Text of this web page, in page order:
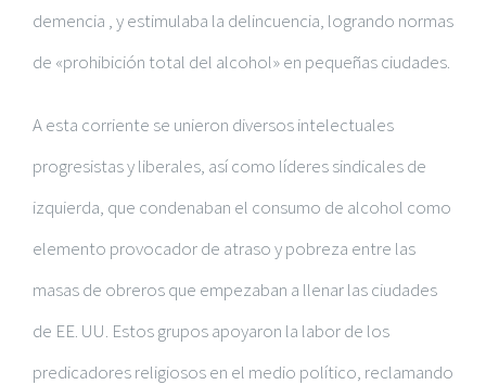
demencia , y estimulaba la delincuencia, logrando normas
de «prohibición total del alcohol» en pequeñas ciudades.
A esta corriente se unieron diversos intelectuales
progresistas y liberales, así como líderes sindicales de
izquierda, que condenaban el consumo de alcohol como
elemento provocador de atraso y pobreza entre las
masas de obreros que empezaban a llenar las ciudades
de EE. UU. Estos grupos apoyaron la labor de los
predicadores religiosos en el medio político, reclamando